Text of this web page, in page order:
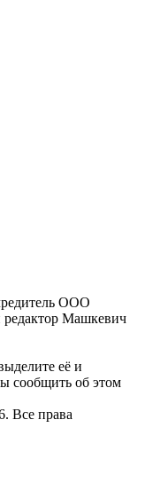
ООО
редактор Машкевич
её и
сообщить об этом
Все права